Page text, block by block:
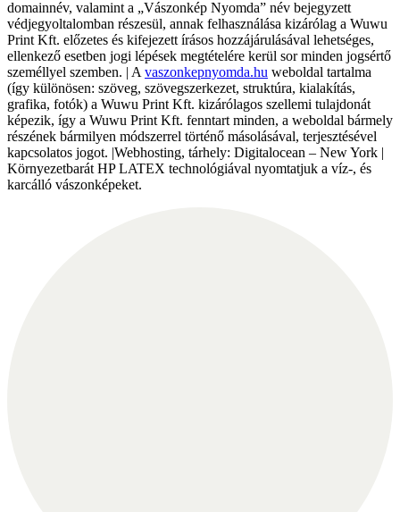
domainnév, valamint a „Vászonkép Nyomda” név bejegyzett
védjegyoltalomban részesül, annak felhasználása kizárólag a Wuwu
Print Kft. előzetes és kifejezett írásos hozzájárulásával lehetséges,
ellenkező esetben jogi lépések megtételére kerül sor minden jogsértő
személlyel szemben. | A vaszonkepnyomda.hu weboldal tartalma
(így különösen: szöveg, szövegszerkezet, struktúra, kialakítás,
grafika, fotók) a Wuwu Print Kft. kizárólagos szellemi tulajdonát
képezik, így a Wuwu Print Kft. fenntart minden, a weboldal bármely
részének bármilyen módszerrel történő másolásával, terjesztésével
kapcsolatos jogot. |Webhosting, tárhely: Digitalocean – New York |
Környezetbarát HP LATEX technológiával nyomtatjuk a víz-, és
karcálló vászonképeket.